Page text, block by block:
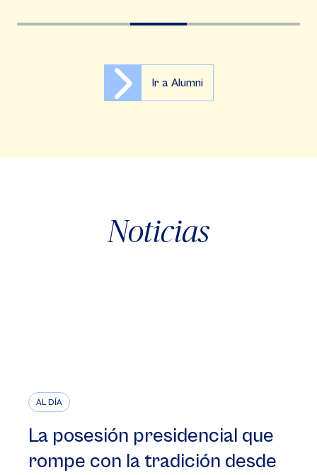
Ir a Alumni
Noticias
AL DÍA
La posesión presidencial que
rompe con la tradición desde